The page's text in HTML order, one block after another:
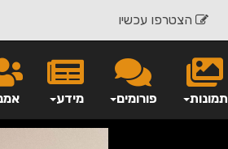
הצטרפו עכשיו
מידע פורומים תמונות